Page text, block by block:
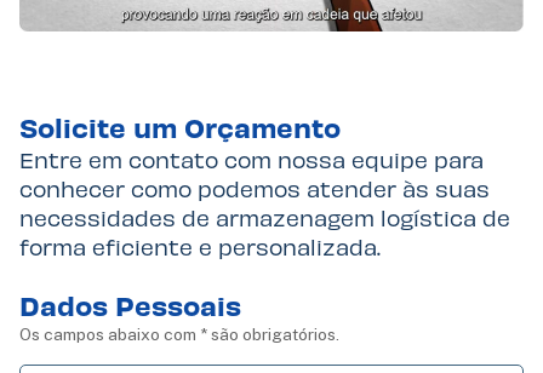
Solicite um Orçamento
Entre em contato com nossa equipe para
conhecer como podemos atender às suas
necessidades de armazenagem logística de
forma eficiente e personalizada.
Dados Pessoais
Os campos abaixo com * são obrigatórios.